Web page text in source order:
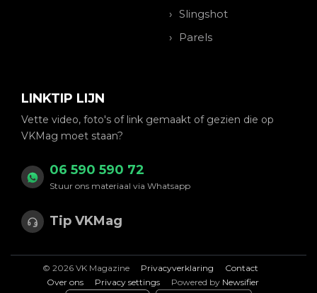
Slingshot
Parels
LINKTIP LIJN
Vette video, foto's of link gemaakt of gezien die op
VKMag moet staan?
06 590 590 72
Stuur ons materiaal via Whatsapp
Tip VKMag
© 2026 VK Magazine Privacyverklaring
Contact
Over ons
Privacy settings Powered by Newsifier